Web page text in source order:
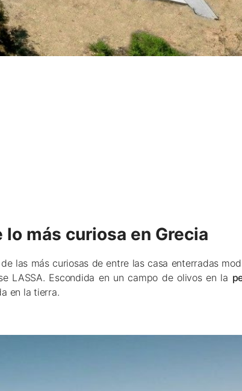
más curiosa en Grecia
las más curiosas de entre las casa enterradas
LASSA. Escondida en un campo de olivos en la
en la tierra.